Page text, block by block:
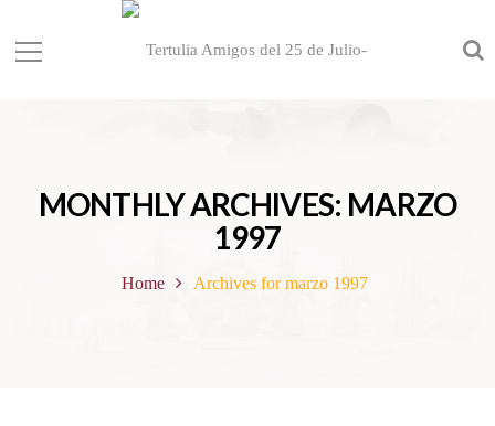
MONTHLY ARCHIVES: MARZO
1997
Home Archives for marzo 1997